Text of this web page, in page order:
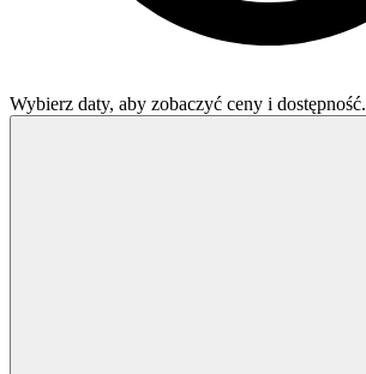
Wybierz daty, aby zobaczyć ceny i dostępność.